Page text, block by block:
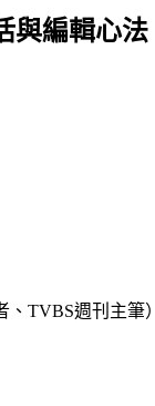
與編輯心法
TVBS週刊主筆）